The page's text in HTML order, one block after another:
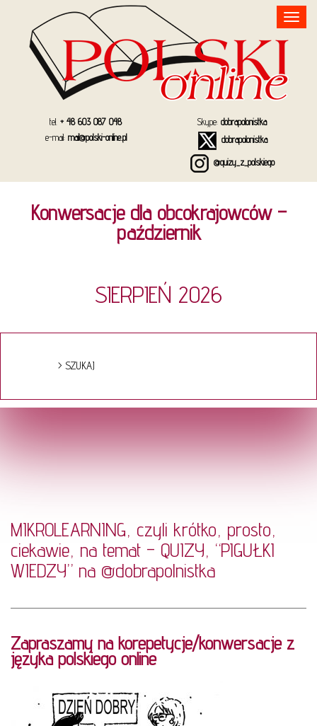
Toggle
navigation
tel. + 48 603 087 048
e-mail: mail@polski-online.pl
Skype: dobrapolonistka
dobrapolonistka
@quizy_z_polskiego
Konwersacje dla obcokrajowców –
październik
SIERPIEŃ 2026
MIKROLEARNING, czyli krótko, prosto,
ciekawie, na temat – QUIZY, “PIGUŁKI
WIEDZY” na @dobrapolnistka
Zapraszamy na korepetycje/konwersacje z
języka polskiego online